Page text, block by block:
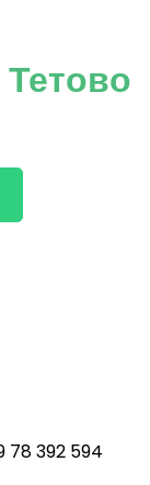
78 392 594